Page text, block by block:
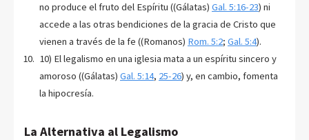
no produce el fruto del Espíritu ((Gálatas) Gal. 5:16-23) ni
accede a las otras bendiciones de la gracia de Cristo que
vienen a través de la fe ((Romanos) Rom. 5:2; Gal. 5:4).
10) El legalismo en una iglesia mata a un espíritu sincero y
amoroso ((Gálatas) Gal. 5:14, 25-26) y, en cambio, fomenta
la hipocresía.
La Alternativa al Legalismo